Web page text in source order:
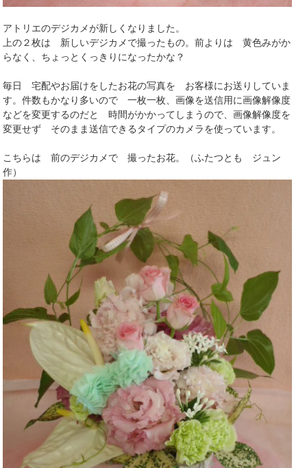
アトリエのデジカメが新しくなりました。
上の２枚は 新しいデジカメで撮ったもの。前よりは 黄色みがか
らなく、ちょっとくっきりになったかな？
毎日 宅配やお届けをしたお花の写真を お客様にお送りしていま
す。件数もかなり多いので 一枚一枚、画像を送信用に画像解像度
などを変更するのだと 時間がかかってしまうので、画像解像度を
変更せず そのまま送信できるタイプのカメラを使っています。
こちらは 前のデジカメで 撮ったお花。（ふたつとも ジュン
作）